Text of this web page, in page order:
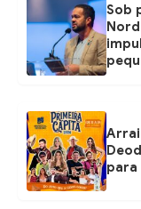
Sob
para